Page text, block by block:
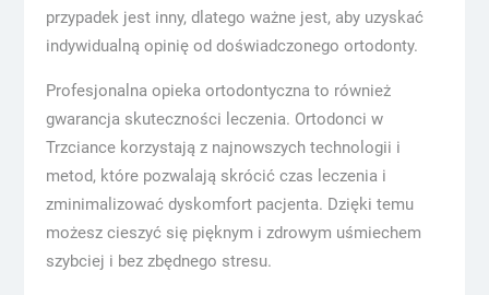
przypadek jest inny, dlatego ważne jest, aby uzyskać
indywidualną opinię od doświadczonego ortodonty.
Profesjonalna opieka ortodontyczna to również
gwarancja skuteczności leczenia. Ortodonci w
Trzciance korzystają z najnowszych technologii i
metod, które pozwalają skrócić czas leczenia i
zminimalizować dyskomfort pacjenta. Dzięki temu
możesz cieszyć się pięknym i zdrowym uśmiechem
szybciej i bez zbędnego stresu.